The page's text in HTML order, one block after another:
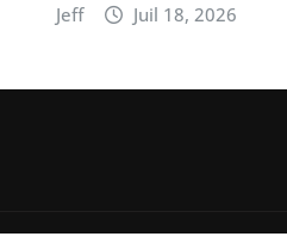
Jeff Juil 18, 2026